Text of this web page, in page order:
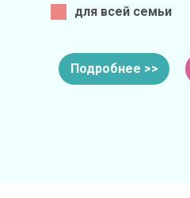
Подробнее >>
для всей семьи